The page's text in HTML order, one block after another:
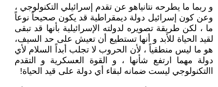
و ربما ما يطرحه نتانياهو عن تقدم إسرائيلي التكنولوجي ،
وعن كون إسرائيل دولة ديمقراطية قد يكون صحيحاً نوعاً
ما ، لكن طريقة تصويره لدولته الإسرائيلية بأنها قد تبقى
لقيد الحياة للأبد و أنها تستطيع أن تعيش على حد السيف،
هو ما ليس منطقياً ، لأن الحروب لا تجلب أبداً السلام لأي
دولة مهما ارتفع شأنها ، و القوة العسكرية و التقدم
االتكنولوجي ليست ضمانه لبقاء أي دولة على قيد الحياة!